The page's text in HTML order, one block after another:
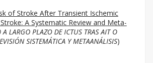
of Stroke After Transient Ischemic
A Systematic Review and Meta-
A LARGO PLAZO DE ICTUS TRAS AIT O
SISTEMÁTICA Y METAANÁLISIS)